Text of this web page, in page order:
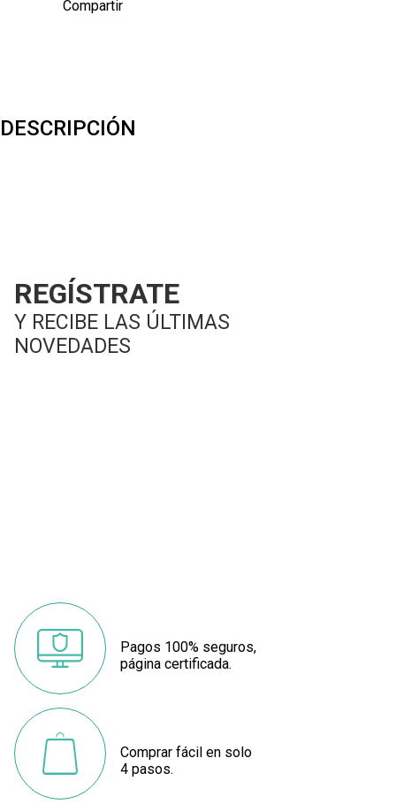
Compartir
DESCRIPCIÓN
REGÍSTRATE
Y RECIBE LAS ÚLTIMAS
NOVEDADES
Pagos 100% seguros,
página certificada.
Comprar fácil en solo
4 pasos.